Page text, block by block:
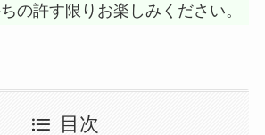
の許す限りお楽しみください。
目次